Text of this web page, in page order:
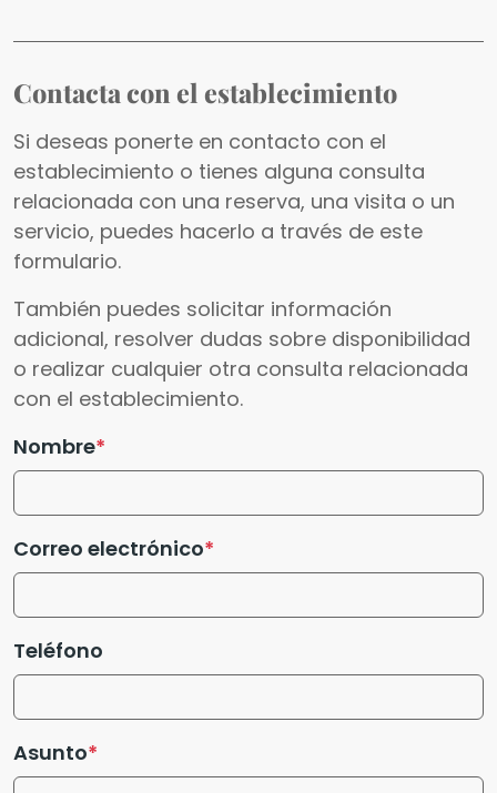
Contacta con el establecimiento
Si deseas ponerte en contacto con el
establecimiento o tienes alguna consulta
relacionada con una reserva, una visita o un
servicio, puedes hacerlo a través de este
formulario.
También puedes solicitar información
adicional, resolver dudas sobre disponibilidad
o realizar cualquier otra consulta relacionada
con el establecimiento.
Nombre
Correo electrónico
Teléfono
Asunto